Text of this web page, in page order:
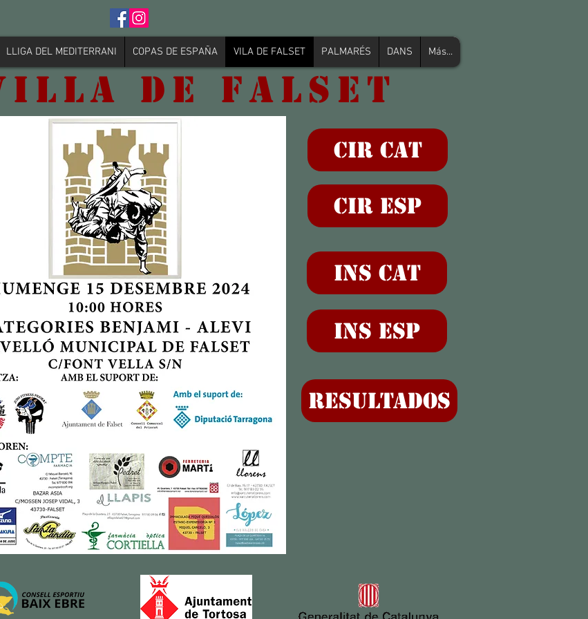
LLIGA DEL MEDITERRANI COPAS DE ESPAÑA VILA DE FALSET PALMARÉS DANS Más...
DE FALSET
CIR CAT
CIR ESP
INS CAT
INS ESP
RESULTADOS